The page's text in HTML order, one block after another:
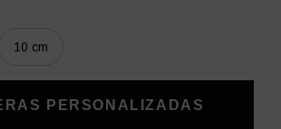
10 cm
PERSONALIZADAS